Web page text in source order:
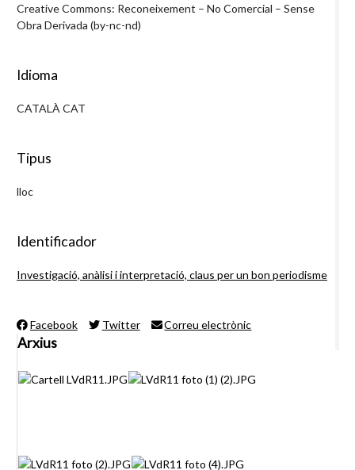
Creative Commons: Reconeixement – No Comercial – Sense
Obra Derivada (by-nc-nd)
Idioma
CATALÀ CAT
Tipus
lloc
Identificador
Investigació, anàlisi i interpretació, claus per un bon periodisme
Facebook Twitter Correu electrònic
Arxius